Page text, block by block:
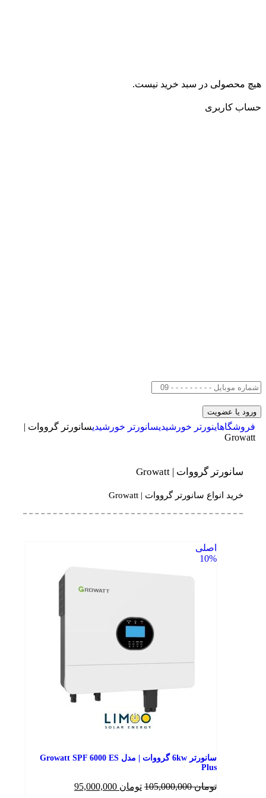
محصولی در سبد خرید نیست.
کاربری
فروشگاهاینورتر خورشیدیسانورتر خورشیدیسانورتر گرووات |
Growatt
سانورتر گرووات | Growatt
خرید انواع سانورتر گرووات | Growatt
اصلی
10%
سانورتر 6kw گرووات | مدل Growatt SPF 6000 ES
Plus
تومان105,000,000 تومان95,000,000